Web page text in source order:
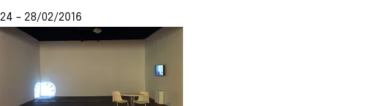
24 – 28/02/2016